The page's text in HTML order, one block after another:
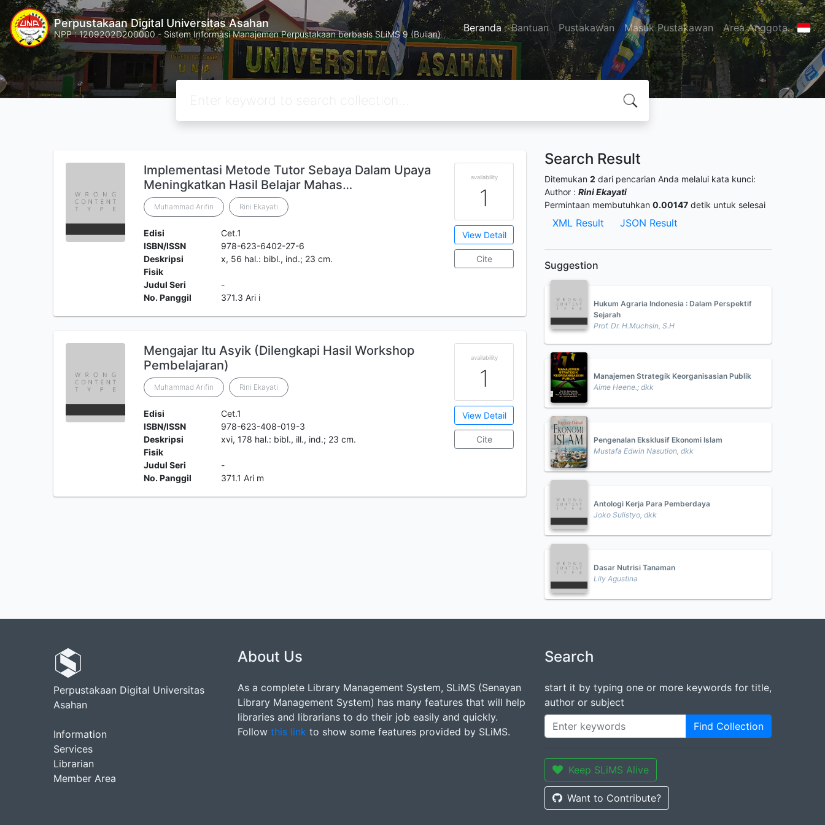
Perpustakaan Digital Universitas Asahan
NPP : 1209202D200000 - Sistem Informasi Manajemen Perpustakaan berbasis SLiMS 9 (Bulian) Beranda Bantuan Pustakawan Masuk Pustakawan Area Anggota
Implementasi Metode Tutor Sebaya Dalam Upaya
Meningkatkan Hasil Belajar Mahas…
Muhammad Arifin Rini Ekayati
Edisi
Cet.1
ISBN/ISSN
978-623-6402-27-6
Deskripsi
Fisik
x, 56 hal.: bibl., ind.; 23 cm.
Judul Seri
-
No. Panggil
371.3 Ari i
availability
1
View Detail
Cite
Mengajar Itu Asyik (Dilengkapi Hasil Workshop
Pembelajaran)
Muhammad Arifin Rini Ekayati
Edisi
Cet.1
ISBN/ISSN
978-623-408-019-3
Deskripsi
Fisik
xvi, 178 hal.: bibl., ill., ind.; 23 cm.
Judul Seri
-
No. Panggil
371.1 Ari m
availability
1
View Detail
Cite
Search Result
Ditemukan 2 dari pencarian Anda melalui kata kunci:
Author : Rini Ekayati
Permintaan membutuhkan 0.00147 detik untuk selesai
XML Result JSON Result
Suggestion
Hukum Agraria Indonesia : Dalam Perspektif
Sejarah
Prof. Dr. H.Muchsin, S.H
Manajemen Strategik Keorganisasian Publik
Aime Heene.; dkk
Pengenalan Eksklusif Ekonomi Islam
Mustafa Edwin Nasution, dkk
Antologi Kerja Para Pemberdaya
Joko Sulistyo, dkk
Dasar Nutrisi Tanaman
Lily Agustina
Perpustakaan Digital Universitas
Asahan
Information
Services
Librarian
Member Area
About Us
As a complete Library Management System, SLiMS (Senayan
Library Management System) has many features that will help
libraries and librarians to do their job easily and quickly.
Follow this link to show some features provided by SLiMS.
Search
start it by typing one or more keywords for title,
author or subject
Find Collection
Keep SLiMS Alive
Want to Contribute?